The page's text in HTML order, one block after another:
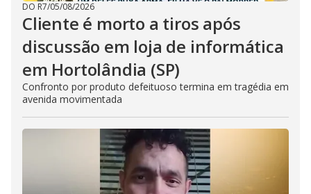
DO R7/05/08/2026
Cliente é morto a tiros após
discussão em loja de informática
em Hortolândia (SP)
Confronto por produto defeituoso termina em tragédia em
avenida movimentada